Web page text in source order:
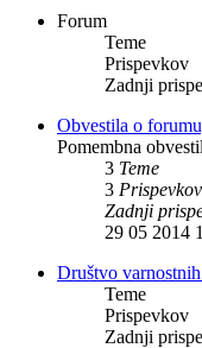
Forum
Teme
Prispevkov
Zadnji
Obvestila o
Pomembna
3 Teme
3 Prispevkov
Zadnji
29 05 2014
Društvo
Teme
Prispevkov
Zadnji